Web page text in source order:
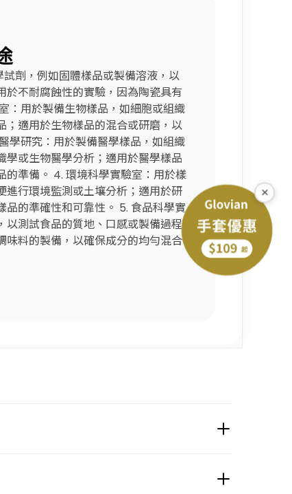
劑，例如固體樣品或製備溶液，以
不耐腐蝕性的實驗，因為陶瓷具有
：用於製備生物樣品，如細胞或組織
；適用於生物樣品的混合或研磨，以
學研究：用於製備醫學樣品，如組織
學或生物醫學分析；適用於醫學樣品
的準備。 4. 環境科學實驗室：用於樣
進行環境監測或土壤分析；適用於研
的準確性和可靠性。 5. 食品科學實
以測試食品的質地、口感或製備過程
味料的製備，以確保成分的均勻混合
×